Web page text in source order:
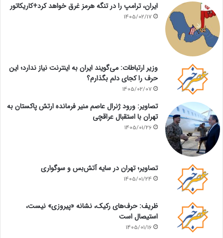
ایران، ترامپ را در تنگه هرمز غرق خواهد کرد+کاریکاتور
1405/02/17
وزیر ارتباطات: می‌گویند ایران به اینترنت نیاز ندارد؛ این
حرف را کجای دلم بگذارم؟
1405/02/07
تصاویر: ورود ژنرال عاصم منیر فرمانده ارتش پاکستان به
تهران با استقبال عراقچی
1405/01/26
تصاویر؛ تهران در سایه آتش‌بس و سوگواری
1405/01/24
ظریف: حرف‌های رکیک، نشانه «پیروزی» نیست،
استیصال است
1405/01/16